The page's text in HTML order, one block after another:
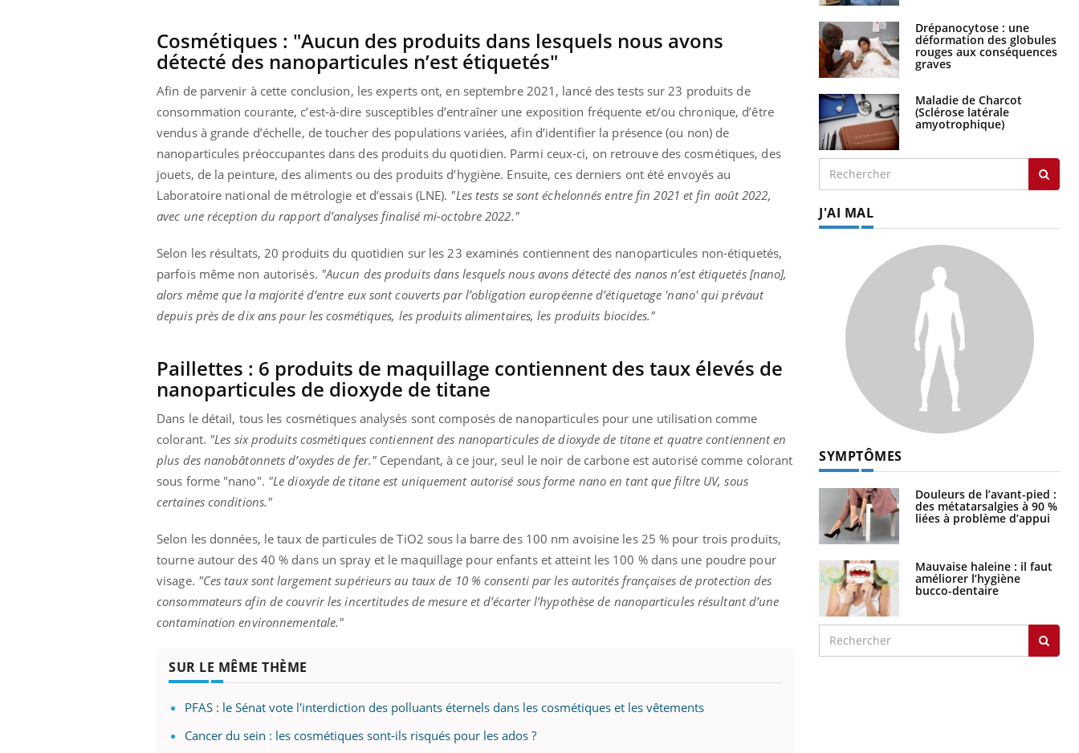
Cosmétiques : "Aucun des produits dans lesquels nous avons
détecté des nanoparticules n’est étiquetés"
Afin de parvenir à cette conclusion, les experts ont, en septembre 2021, lancé des tests sur 23 produits de
consommation courante, c’est-à-dire susceptibles d’entraîner une exposition fréquente et/ou chronique, d’être
vendus à grande d’échelle, de toucher des populations variées, afin d’identifier la présence (ou non) de
nanoparticules préoccupantes dans des produits du quotidien. Parmi ceux-ci, on retrouve des cosmétiques, des
jouets, de la peinture, des aliments ou des produits d’hygiène. Ensuite, ces derniers ont été envoyés au
Laboratoire national de métrologie et d’essais (LNE). "Les tests se sont échelonnés entre fin 2021 et fin août 2022,
avec une réception du rapport d’analyses finalisé mi-octobre 2022."
Selon les résultats, 20 produits du quotidien sur les 23 examinés contiennent des nanoparticules non-étiquetés,
parfois même non autorisés. "Aucun des produits dans lesquels nous avons détecté des nanos n’est étiquetés [nano],
alors même que la majorité d’entre eux sont couverts par l’obligation européenne d’étiquetage 'nano' qui prévaut
depuis près de dix ans pour les cosmétiques, les produits alimentaires, les produits biocides."
Paillettes : 6 produits de maquillage contiennent des taux élevés de
nanoparticules de dioxyde de titane
Dans le détail, tous les cosmétiques analysés sont composés de nanoparticules pour une utilisation comme
colorant. "Les six produits cosmétiques contiennent des nanoparticules de dioxyde de titane et quatre contiennent en
plus des nanobâtonnets d’oxydes de fer." Cependant, à ce jour, seul le noir de carbone est autorisé comme colorant
sous forme "nano". "Le dioxyde de titane est uniquement autorisé sous forme nano en tant que filtre UV, sous
certaines conditions."
Selon les données, le taux de particules de TiO2 sous la barre des 100 nm avoisine les 25 % pour trois produits,
tourne autour des 40 % dans un spray et le maquillage pour enfants et atteint les 100 % dans une poudre pour
visage. "Ces taux sont largement supérieurs au taux de 10 % consenti par les autorités françaises de protection des
consommateurs afin de couvrir les incertitudes de mesure et d’écarter l’hypothèse de nanoparticules résultant d’une
contamination environnementale."
SUR LE MÊME THÈME
PFAS : le Sénat vote l'interdiction des polluants éternels dans les cosmétiques et les vêtements
Cancer du sein : les cosmétiques sont-ils risqués pour les ados ?
Drépanocytose : une
déformation des globules
rouges aux conséquences
graves
Maladie de Charcot
(Sclérose latérale
amyotrophique)
J'AI MAL
SYMPTÔMES
Douleurs de l’avant-pied :
des métatarsalgies à 90 %
liées à problème d’appui
Mauvaise haleine : il faut
améliorer l’hygiène
bucco-dentaire